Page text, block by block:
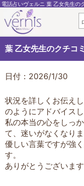
電話占いヴェルニ 葉 乙女先生の
葉 乙女先生のクチコミ
日付：2026/1/30
状況を詳しくお伝え
のようにアドバイス
私の本当の心をしっ
て、迷いがなくなりま
優しい言葉ですが強
す。
ありがとうございます